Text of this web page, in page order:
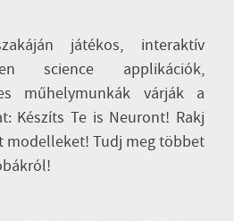
játékos, interaktív
science applikációk,
műhelymunkák várják a
Készíts Te is Neuront! Rakj
modelleket! Tudj meg többet